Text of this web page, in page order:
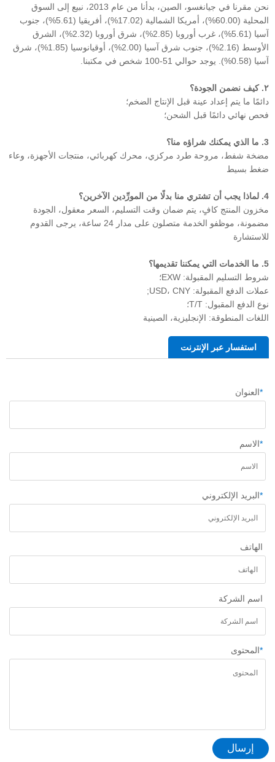
نحن مقرنا في جيانغسو، الصين، بدأنا من عام 2013، نبيع إلى السوق
المحلية (60.00%)، أمريكا الشمالية (17.02%)، أفريقيا (5.61%)، جنوب
آسيا (5.61%)، غرب أوروبا (2.85%)، شرق أوروبا (2.32%)، الشرق
الأوسط (2.16%)، جنوب شرق آسيا (2.00%)، أوقيانوسيا (1.85%)، شرق
آسيا (0.58%). يوجد حوالي 51-100 شخص في مكتبنا.
٢. كيف نضمن الجودة؟
دائمًا ما يتم إعداد عينة قبل الإنتاج الضخم؛
فحص نهائي دائمًا قبل الشحن؛
3. ما الذي يمكنك شراؤه منا؟
مضخة شفط، مروحة طرد مركزي، محرك كهربائي، منتجات الأجهزة، وعاء
ضغط بسيط
4. لماذا يجب أن تشتري منا بدلًا من المورِّدين الآخرين؟
مخزون المنتج كافٍ، يتم ضمان وقت التسليم، السعر معقول، الجودة
مضمونة، موظفو الخدمة متصلون على مدار 24 ساعة، يرجى القدوم
للاستشارة
5. ما الخدمات التي يمكننا تقديمها؟
شروط التسليم المقبولة: EXW؛
عملات الدفع المقبولة: USD، CNY;
نوع الدفع المقبول: T/T؛
اللغات المنطوقة: الإنجليزية، الصينية
استفسار عبر الإنترنت
*العنوان
*الاسم
*البريد الإلكتروني
الهاتف
اسم الشركة
*المحتوى
إرسال